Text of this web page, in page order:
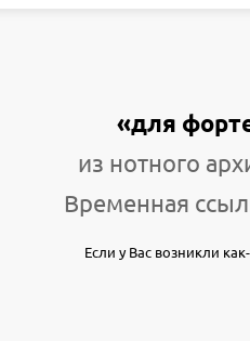
«для
из нотного
Временная
Если у Вас возникли